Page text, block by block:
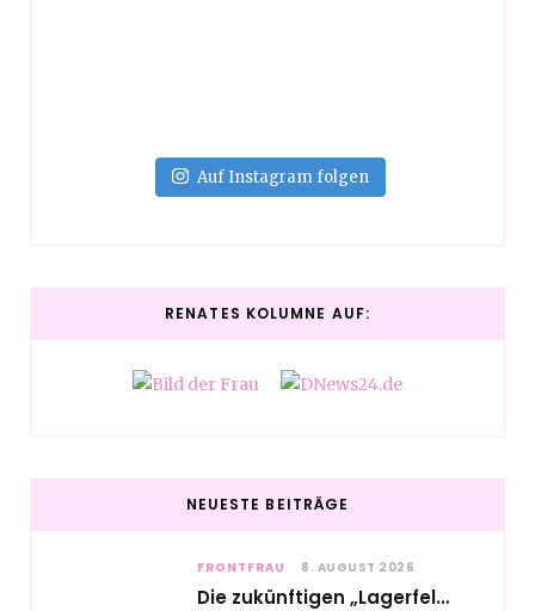
Auf Instagram folgen
RENATES KOLUMNE AUF:
NEUESTE BEITRÄGE
FRONTFRAU 8. AUGUST 2026
Die zukünftigen „Lagerfelds“ – Fashion made in Hamburg